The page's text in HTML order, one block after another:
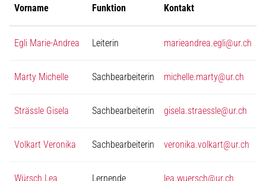
Vorname
Funktion Kontakt
Egli Marie-Andrea Leiterin marieandrea.egli@ur.ch
Marty Michelle Sachbearbeiterin michelle.marty@ur.ch
Strässle Gisela Sachbearbeiterin gisela.straessle@ur.ch
Volkart Veronika Sachbearbeiterin veronika.volkart@ur.ch
Würsch Lea Lernende lea.wuersch@ur.ch